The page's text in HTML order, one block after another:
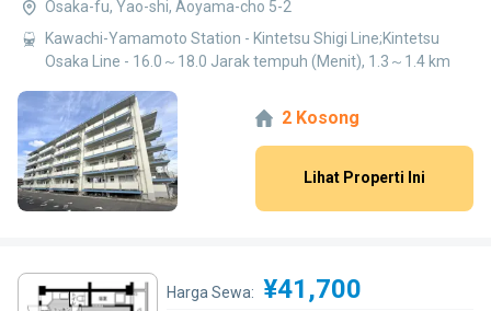
Osaka-fu, Yao-shi, Aoyama-cho 5-2
Kawachi-Yamamoto Station - Kintetsu Shigi Line;Kintetsu
Osaka Line - 16.0～18.0 Jarak tempuh (Menit), 1.3～1.4 km
2 Kosong
Lihat Properti Ini
Harga Sewa: ¥41,700